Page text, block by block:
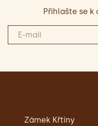
Přihlašte se
Zámek Křtiny